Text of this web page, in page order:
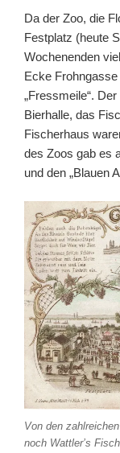
Da der Zoo, die
Festplatz (heute
Wochenenden
Ecke
„Fressmeile“.
Bierhalle, das
Fischerhaus
des Zoos gab es
und den „Blauen
Von den
noch Wattler’s